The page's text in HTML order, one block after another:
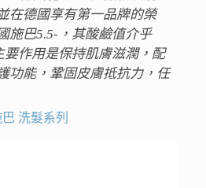
在德國享有第一品牌的榮
施巴5.5-，其酸鹼值介乎
要作用是保持肌膚滋潤，配
功能，鞏固皮膚抵抗力，任
巴 洗髮系列